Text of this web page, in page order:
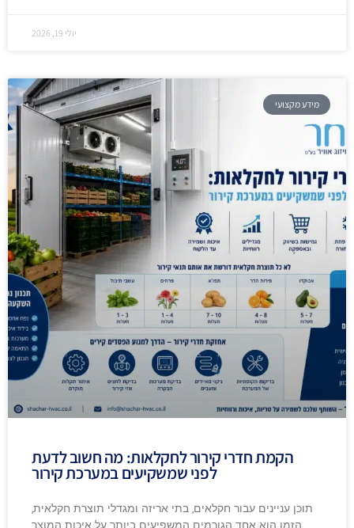
יולי 19, 2026
מידע מקצועי
הקמת חדרי קירור לחקלאות: מה חשוב לדעת
לפני שמשקיעים במערכת קירור
תוכן עניינים עבור חקלאים, בתי אריזה ומגדלי תוצרת חקלאית,